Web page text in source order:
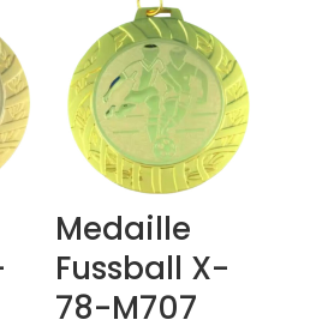
Medaille
Fussball X-
78-M707